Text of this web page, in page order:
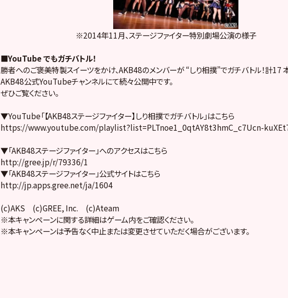
※2014年11月、ステージファイター特別劇場公演の様子
■YouTube でもガチバトル！
勝者へのご褒美特製スイーツをかけ、AKB48のメンバーが “しり相撲”でガチバトル！計17
AKB48公式YouTubeチャンネルにて続々公開中です。
ぜひご覧ください。
▼YouTube「【AKB48ステージファイター】しり相撲でガチバトル」はこちら
https://www.youtube.com/playlist?list=PLTnoe1_0qtAY8t3hmC_c7Ucn-
▼「AKB48ステージファイター」へのアクセスはこちら
http://gree.jp/r/79336/1
▼「AKB48ステージファイター」公式サイトはこちら
http://jp.apps.gree.net/ja/1604
(c)AKS (c)GREE, Inc. (c)Ateam
※本キャンペーンに関する詳細はゲーム内をご確認ください。
※本キャンペーンは予告なく中止または変更させていただく場合がございます。